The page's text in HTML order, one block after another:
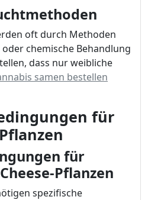
oft durch Methoden
chemische Behandlung
dass nur weibliche
samen bestellen
für
für
Pflanzen
spezifische